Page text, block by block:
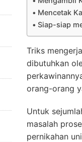
Mencetak
Siap-siap
Triks
dibutuhkan
orang-orang
Untuk
masalah
pernikahan